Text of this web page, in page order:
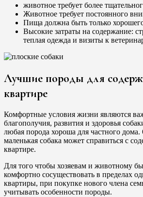
животное требует более
Животное требует постоянного
Пища должна быть только хорошего
Высокие затраты на содержание:
теплая одежда и визиты к
Лучшие породы для
квартире
Комфортные условия жизни являются
благополучия, развития и здоровья
любая порода хороша для частного
маленькая собака может справиться с
квартире.
Для того чтобы хозяевам и животному
комфортно сосуществовать в пределах
квартиры, при покупке нового члена
учитывать особенности породы.